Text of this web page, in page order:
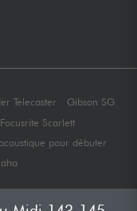
Telecaster
Gibson SG
Focusrite Scarlett
pour débuter